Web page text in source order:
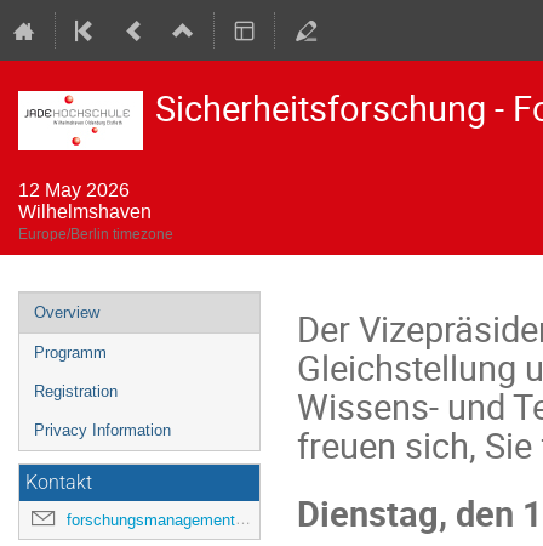
Sicherheitsforschung -
12 May 2026
Wilhelmshaven
Europe/Berlin timezone
Event
menu
Overview
Programm
Registration
Privacy Information
Kontakt
forschungsmanagement@jade-hs.de
Der
Gleichstellung
Wissens- und
freuen sich,
Dienstag, den